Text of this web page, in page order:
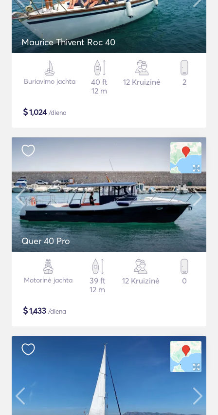
Maurice Thivent Roc 40
Buriavimo jachta
40 ft
12 m
12 Kruizinė 2
$1,024/diena
Quer 40 Pro
Motorinė jachta
39 ft
12 m
12 Kruizinė 0
$1,433 /diena